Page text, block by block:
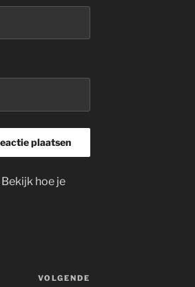
Bekijk hoe je
VOLGENDE